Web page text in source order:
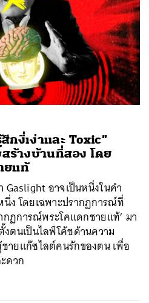
กงี่เง่าและ Toxic”
ร้างบ้านที่สอง โดย
ยแท้
Gaslight อาจเป็นหนึ่งในคำ
ง โดยเฉพาะปรากฏการณ์ที่
กฏการณ์พระโคแดกชายแท้’ มา
ตนเป็นไลฟ์โค้ชด้านความ
ายแก๊ซไลต์คนรักของตน เพื่อ
ดวก